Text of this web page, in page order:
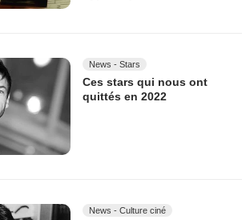
News - Stars
Ces stars qui nous ont
quittés en 2022
News - Culture ciné